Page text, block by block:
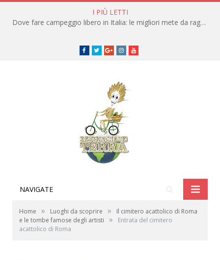
I PIÙ LETTI
Dove fare campeggio libero in Italia: le migliori mete da raggiungere in traghetto
Facebook
TwitterGoogle+instagramyoutube
NAVIGATE
Home » Luoghi da scoprire »
Il cimitero acattolico di Roma
e le tombe famose degli artisti
»
Entrata del cimitero
acattolico di Roma